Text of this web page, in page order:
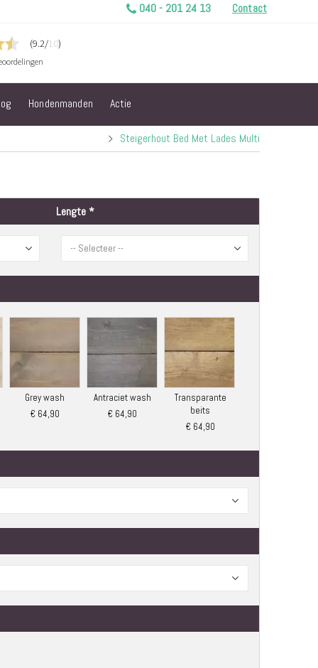
040 - 201 24 13 Contact
Hondenmanden Actie
Steigerhout Bed Met Lades Multi
Lengte
Grey wash
€ 64,90
Antraciet wash
€ 64,90
Transparante
beits
€ 64,90